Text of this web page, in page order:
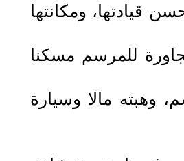
قيادتها، ومكانتها
للمرسم مسكنا
وهبته مالا وسيارة